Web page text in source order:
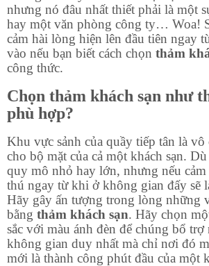
nhưng nó đâu nhất thiết phải là một
hay một văn phòng công ty… Woa!
cảm hài lòng hiện lên đầu tiên ngay
vào nếu bạn biết cách chọn thảm
công thức.
Chọn thảm khách sạn như
phù hợp?
Khu vực sảnh của quầy tiếp tân là
cho bộ mặt của cả một khách sạn.
quy mô nhỏ hay lớn, nhưng nếu
thú ngay từ khi ở không gian đấy sẽ
Hãy gây ấn tượng trong lòng những
bằng thảm khách sạn. Hãy chọn
sắc với màu ánh đèn để chúng bổ trợ
không gian duy nhất mà chỉ nơi đó
mới là thành công phút đầu của một